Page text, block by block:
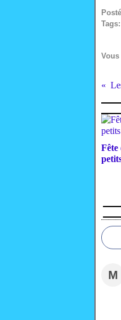
Tags:
Fête
M